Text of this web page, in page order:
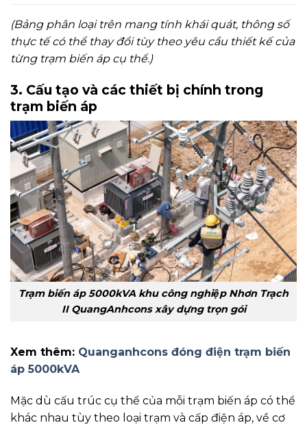
(Bảng phân loại trên mang tính khái quát, thông số
thực tế có thể thay đổi tùy theo yêu cầu thiết kế của
từng trạm biến áp cụ thể.)
3. Cấu tạo và các thiết bị chính trong
trạm biến áp
Trạm biến áp 5000kVA khu công nghiệp Nhơn Trạch
II QuangAnhcons xây dựng trọn gói
Xem thêm: Quanganhcons đóng điện trạm biến
áp 5000kVA
Mặc dù cấu trúc cụ thể của mỗi trạm biến áp có thể
khác nhau tùy theo loại trạm và cấp điện áp, về cơ